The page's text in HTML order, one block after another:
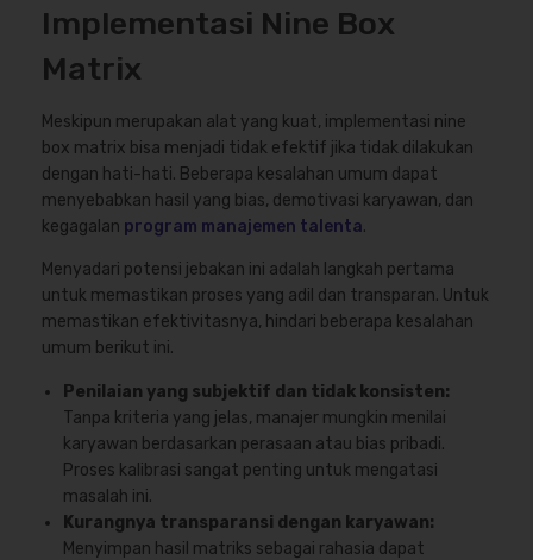
Implementasi Nine Box
Matrix
Meskipun merupakan alat yang kuat, implementasi nine
box matrix bisa menjadi tidak efektif jika tidak dilakukan
dengan hati-hati. Beberapa kesalahan umum dapat
menyebabkan hasil yang bias, demotivasi karyawan, dan
kegagalan program manajemen talenta.
Menyadari potensi jebakan ini adalah langkah pertama
untuk memastikan proses yang adil dan transparan. Untuk
memastikan efektivitasnya, hindari beberapa kesalahan
umum berikut ini.
Penilaian yang subjektif dan tidak konsisten:
Tanpa kriteria yang jelas, manajer mungkin menilai
karyawan berdasarkan perasaan atau bias pribadi.
Proses kalibrasi sangat penting untuk mengatasi
masalah ini.
Kurangnya transparansi dengan karyawan:
Menyimpan hasil matriks sebagai rahasia dapat